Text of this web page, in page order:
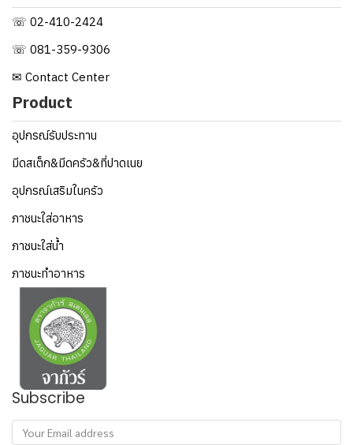
☏ 02-410-2424
☏ 081-359-9306
✉ Contact Center
Product
อุปกรณ์รับประทาน
มีดสเต็ก&มีดครัว&ที่ปาดเนย
อุปกรณ์เสริมในครัว
ภาชนะใส่อาหาร
ภาชนะใส่น้ำ
ภาชนะทำอาหาร
Subscribe